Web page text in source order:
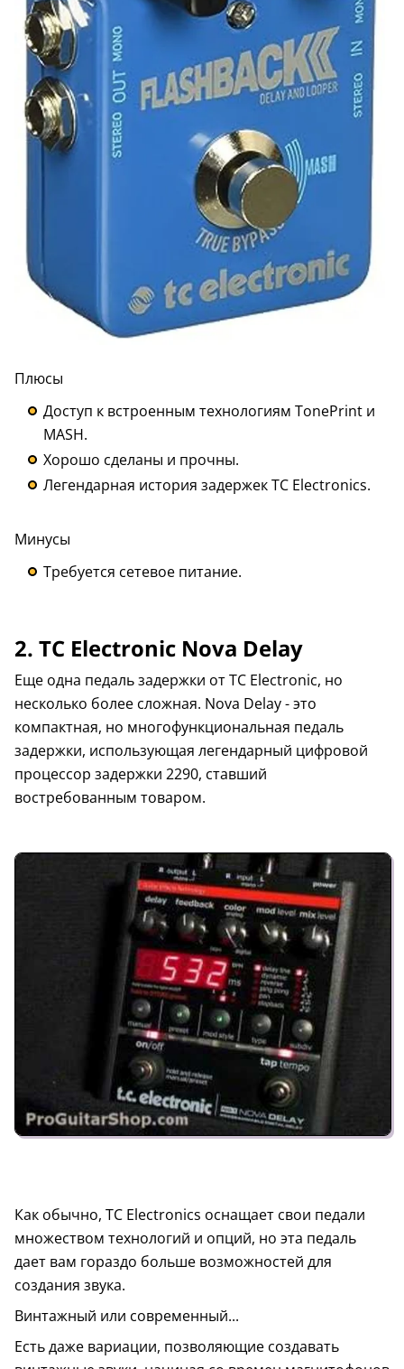
Плюсы
Доступ к встроенным технологиям TonePrint и
MASH.
Хорошо сделаны и прочны.
Легендарная история задержек TC Electronics.
Минусы
Требуется сетевое питание.
2. TC Electronic Nova Delay
Еще одна педаль задержки от TC Electronic, но
несколько более сложная. Nova Delay - это
компактная, но многофункциональная педаль
задержки, использующая легендарный цифровой
процессор задержки 2290, ставший
востребованным товаром.
Как обычно, TC Electronics оснащает свои педали
множеством технологий и опций, но эта педаль
дает вам гораздо больше возможностей для
создания звука.
Винтажный или современный...
Есть даже вариации, позволяющие создавать